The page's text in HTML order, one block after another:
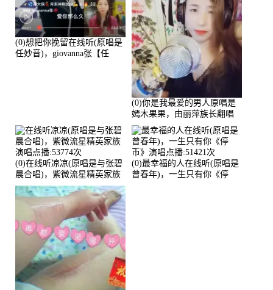
(0)想把你挽留在线听(原唱是
任妙音)，giovanna张【任
(0)你是我最爱的男人原唱是
嫣木果果，由丽萍族长翻唱
(播放:56258)
(0)在线听凉凉(原唱是与张碧
晨合唱)，紫微流星精英家族
演唱点播:53774次
(0)最幸福的人在线听(原唱是
曾春年)，一生只有你《停